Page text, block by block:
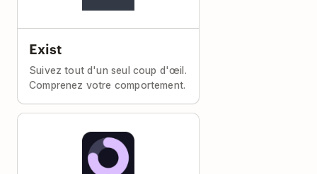
Exist
Suivez tout d'un seul coup d'œil.
Comprenez votre comportement.